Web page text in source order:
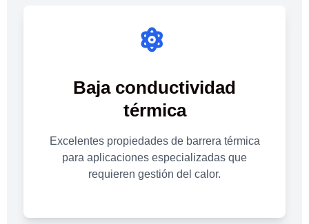
Baja conductividad
térmica
Excelentes propiedades de barrera térmica
para aplicaciones especializadas que
requieren gestión del calor.